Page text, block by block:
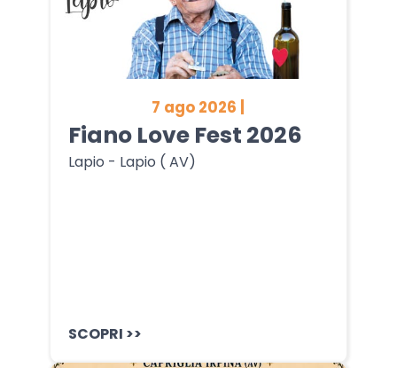
7 ago 2026 |
Fiano Love Fest 2026
Lapio - Lapio ( AV)
SCOPRI >>